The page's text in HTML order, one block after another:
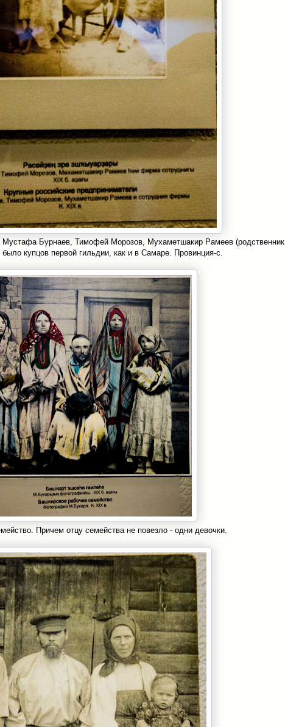
Мустафа Бурнаев, Тимофей Морозов, Мухаметшакир Рамеев (родственник
купцов первой гильдии, как и в Самаре. Провинция-с.
Причем отцу семейства не повезло - одни девочки.